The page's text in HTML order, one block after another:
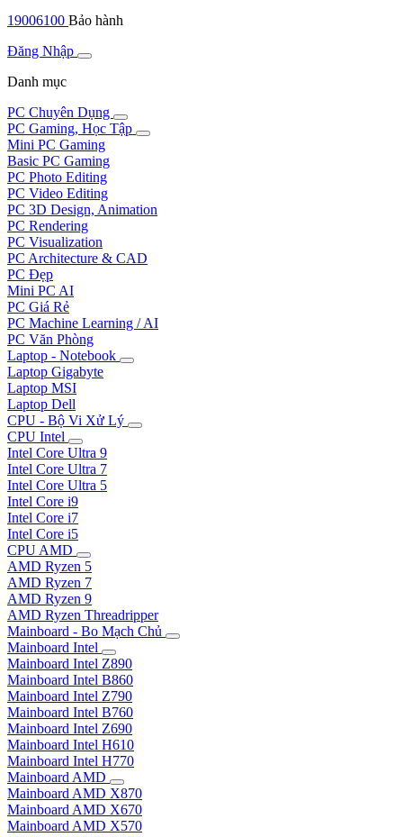
19006100 Bảo hành
Đăng Nhập
Danh mục
PC Chuyên Dụng
PC Gaming, Học Tập
Mini PC Gaming
Basic PC Gaming
PC Photo Editing
PC Video Editing
PC 3D Design, Animation
PC Rendering
PC Visualization
PC Architecture & CAD
PC Đẹp
Mini PC AI
PC Giá Rẻ
PC Machine Learning / AI
PC Văn Phòng
Laptop - Notebook
Laptop Gigabyte
Laptop MSI
Laptop Dell
CPU - Bộ Vi Xử Lý
CPU Intel
Intel Core Ultra 9
Intel Core Ultra 7
Intel Core Ultra 5
Intel Core i9
Intel Core i7
Intel Core i5
CPU AMD
AMD Ryzen 5
AMD Ryzen 7
AMD Ryzen 9
AMD Ryzen Threadripper
Mainboard - Bo Mạch Chủ
Mainboard Intel
Mainboard Intel Z890
Mainboard Intel B860
Mainboard Intel Z790
Mainboard Intel B760
Mainboard Intel Z690
Mainboard Intel H610
Mainboard Intel H770
Mainboard AMD
Mainboard AMD X870
Mainboard AMD X670
Mainboard AMD X570